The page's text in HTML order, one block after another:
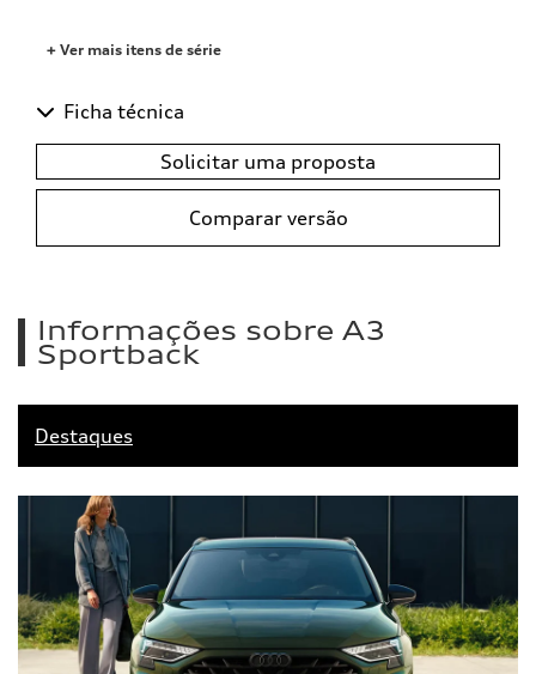
+ Ver mais itens de série
Ficha técnica
Solicitar uma proposta
Comparar versão
Informações sobre A3
Sportback
Destaques